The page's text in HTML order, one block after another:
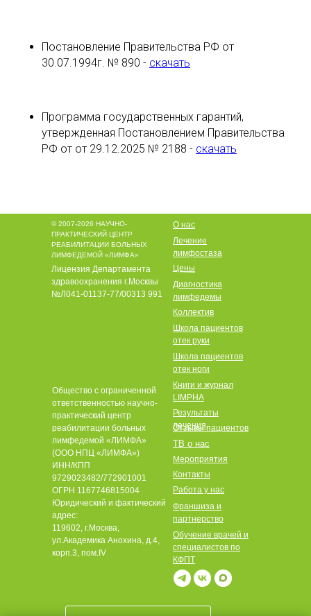
Постановление Правительства РФ от
30.07.1994г. № 890 - скачать
Программа государственных гарантий,
утвержденная Постановлением Правительства
РФ от от 29.12.2025 № 2188 - скачать
© 2007-2026 НАУЧНО-
ПРАКТИЧЕСКИЙ ЦЕНТР
РЕАБИЛИТАЦИИ БОЛЬНЫХ
ЛИМФЕДЕМОЙ «ЛИМФА»
Общество с ограниченной
ответственностью научно-
практический центр
реабилитации больных
лимфедемой «ЛИМФА»
(ООО НПЦ «ЛИМФА»)
ИНН/КПП
9729023482/772901001
ОГРН 1167746815004
Юридический и фактический
адрес:
119602, г.Москва,
ул.Академика Анохина, д.4,
корп.3, пом.IV
Лицензия Департамента
здравоохранения г.Москвы
№Л041-01137-77/00313 991
Франшиза и
партнерство
Обучение врачей и
специалистов по
КФПТ
Книги и журнал
LIMPHA
Контакты
Работа у нас
Мероприятия
ТВ о нас
Результаты
лечения
Отзывы пациентов
Школа пациентов
отек ноги
Школа пациентов
отек руки
Коллектив
Диагностика
лимфедемы
Цены
Лечение
лимфостаза
О нас